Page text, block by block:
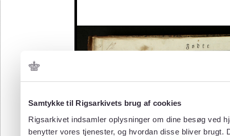
Samtykke til Rigsarkivets brug af cookies
Rigsarkivet indsamler oplysninger om dine besøg ved
benytter vores tjenester, og hvordan disse bliver